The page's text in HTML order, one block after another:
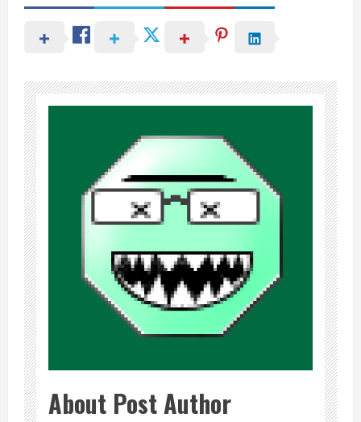
About Post Author